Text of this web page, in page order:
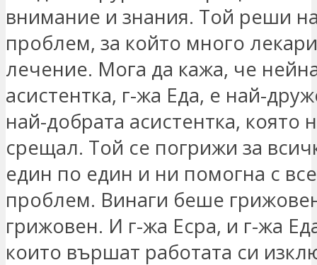
внимание и знания. Той реши
проблем, за който много
лечение. Мога да кажа, че
асистентка, г-жа Еда, е най-
най-добрата асистентка, която
срещал. Той се погрижи за
един по един и ни помогна с
проблем. Винаги беше
грижовен. И г-жа Есра, и г-жа
които вършат работата си